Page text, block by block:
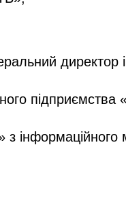
директор
з